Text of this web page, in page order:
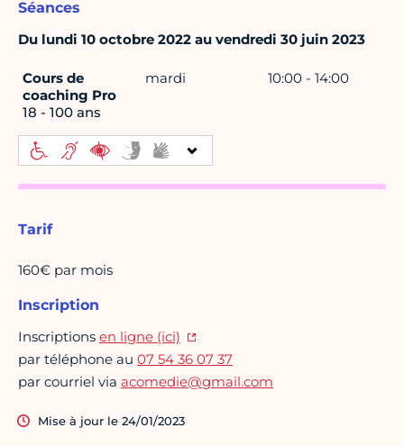
Séances
Du lundi 10 octobre 2022 au vendredi 30 juin 2023
Cours de
coaching Pro
18 - 100 ans
mardi 10:00 - 14:00
Tarif
160€ par mois
Inscription
Inscriptions en ligne (ici)
par téléphone au 07 54 36 07 37
par courriel via acomedie@gmail.com
Mise à jour le 24/01/2023